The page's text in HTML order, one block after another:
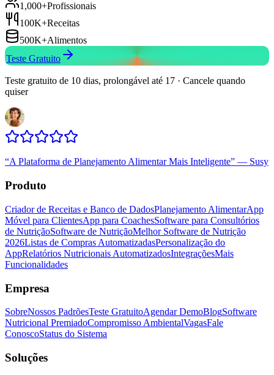
1,000+Profissionais
100K+Receitas
500K+Alimentos
Teste Gratuito
Teste gratuito de 10 dias, prolongável até 17 · Cancele quando
quiser
“A Plataforma de Planejamento Alimentar Mais Inteligente” — Susy
Produto
Criador de Receitas e Banco de DadosPlanejamento AlimentarApp
Móvel para ClientesApp para CoachesSoftware para Consultórios
de NutriçãoSoftware de NutriçãoMelhor Software de Nutrição
2026Listas de Compras AutomatizadasPersonalização do
AppRelatórios Nutricionais AutomatizadosIntegraçõesMais
Funcionalidades
Empresa
SobreNossos PadrõesTeste GratuitoAgendar DemoBlogSoftware
Nutricional PremiadoCompromisso AmbientalVagasFale
ConoscoStatus do Sistema
Soluções